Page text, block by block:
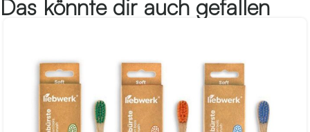
Das könnte dir auch gefallen